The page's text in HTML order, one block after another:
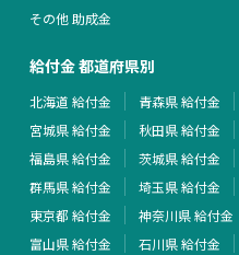
その他 助成金
給付金 都道府県別
北海道 給付金 青森県 給付金
宮城県 給付金
秋田県 給付金
福島県 給付金
茨城県 給付金
群馬県 給付金
埼玉県 給付金
東京都 給付金
神奈川県 給付金
富山県 給付金
石川県 給付金